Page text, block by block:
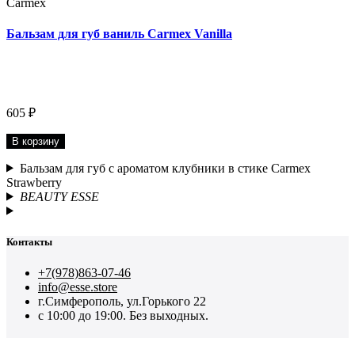
Carmex
Бальзам для губ ваниль Carmex Vanilla
605 ₽
В корзину
Бальзам для губ с ароматом клубники в стике Carmex
Strawberry
BEAUTY ESSE
Контакты
+7(978)863-07-46
info@esse.store
г.Симферополь, ул.Горького 22
с 10:00 до 19:00. Без выходных.